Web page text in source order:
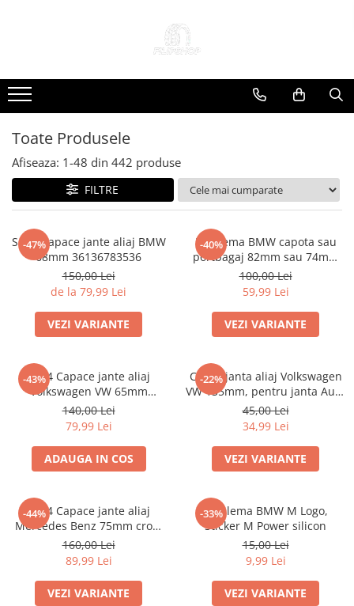
Anvelope
Anvelope Reconstruite
Anvelope Second-Hand
Anvelope SH iarna
Anvelope SH vara
Capace Jante
Jante NOI
Jante Second-Hand
Accesorii Auto
Accesorii Exterior Auto
Brelocuri
Huse Scaun
Inele de Ghidaj
Întreținere Auto
Pistoale de curatat (tornadoare)
Pistoale Profesionale
Piese de schimb
Toate Produsele
Afiseaza: 1-48 din 442 produse
FILTRE
-47%
Set 4 Capace jante aliaj BMW
68mm 36136783536
150,00 Lei
de la 79,99 Lei
VEZI VARIANTE
-40%
Emblema BMW capota sau
portbagaj 82mm sau 74mm
(51 14-8132375)
100,00 Lei
59,99 Lei
VEZI VARIANTE
-43%
Set 4 Capace jante aliaj
Volkswagen VW 65mm
3B7601171
140,00 Lei
79,99 Lei
ADAUGA IN COS
-22%
Capac janta aliaj Volkswagen
VW 135mm, pentru janta Audi
4F0601165N
45,00 Lei
34,99 Lei
VEZI VARIANTE
-44%
set 4 Capace jante aliaj
Mercedes Benz 75mm crom
A1714000025
160,00 Lei
89,99 Lei
VEZI VARIANTE
-33%
Emblema BMW M Logo,
Sticker M Power silicon
15,00 Lei
9,99 Lei
VEZI VARIANTE